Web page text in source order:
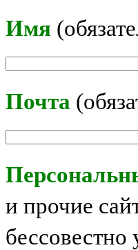
Имя
Почта
и прочие
бессовестно